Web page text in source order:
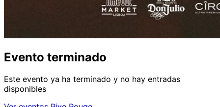
Evento terminado
Este evento ya ha terminado y no hay entradas
disponibles